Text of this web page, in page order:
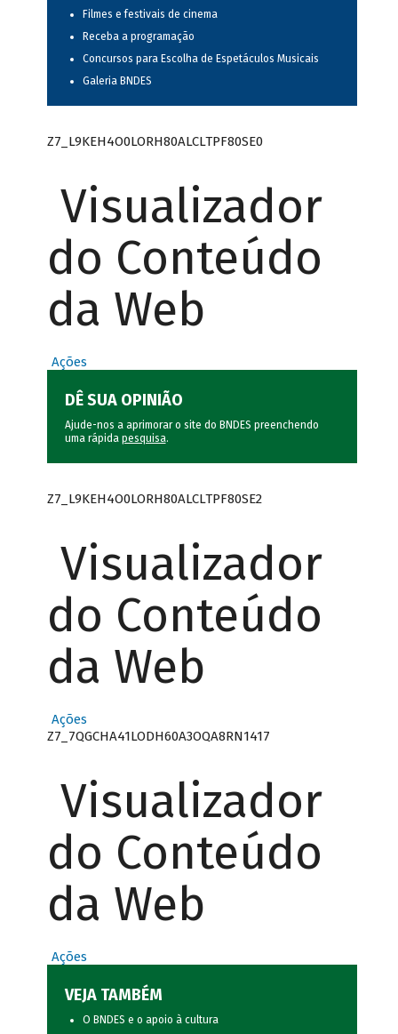
Filmes e festivais de cinema
Receba a programação
Concursos para Escolha de Espetáculos Musicais
Galeria BNDES
Z7_L9KEH4O0LORH80ALCLTPF80SE0
Visualizador
do Conteúdo
da Web
Ações
DÊ SUA OPINIÃO
Ajude-nos a aprimorar o site do BNDES preenchendo
uma rápida pesquisa.
Z7_L9KEH4O0LORH80ALCLTPF80SE2
Visualizador
do Conteúdo
da Web
Ações
Z7_7QGCHA41LODH60A3OQA8RN1417
Visualizador
do Conteúdo
da Web
Ações
VEJA TAMBÉM
O BNDES e o apoio à cultura